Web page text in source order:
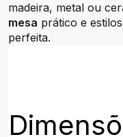
madeira, metal ou
mesa prático e
perfeita.